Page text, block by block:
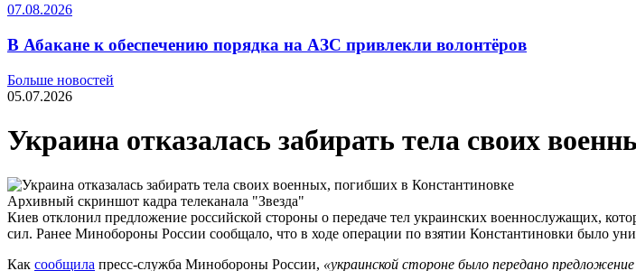
07.08.2026
В Абакане к обеспечению порядка на АЗС привлекли волонтёров
Больше новостей
05.07.2026
Украина отказалась забирать тела своих
Архивный скриншот кадра телеканала "Звезда"
Киев отклонил предложение российской стороны о передаче тел украинских военнослужащих,
сил. Ранее Минобороны России сообщало, что в ходе операции по взятии Константиновки было
Как сообщила пресс-​служба Минобороны России, «украинской стороне было передано